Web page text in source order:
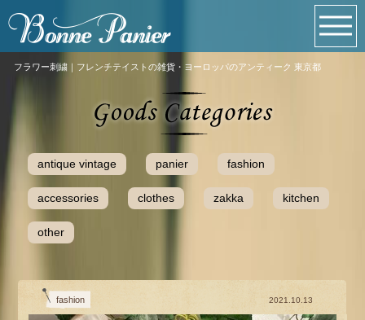
フラワー刺繍｜フレンチテイストの雑貨・ヨーロッパのアンティーク 東京都
antique vintage panier fashion
accessories clothes zakka kitchen
other
fashion 2021.10.13